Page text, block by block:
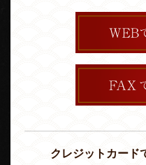
クレジットカード